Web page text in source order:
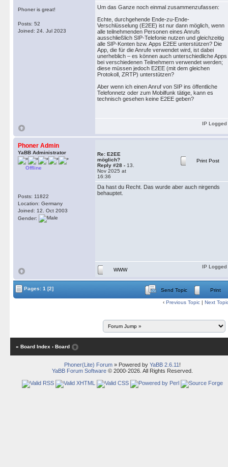
Phoner is great!
Posts: 52
Joined: 24. Jul 2023
Um das Ganze noch einmal zusammenzufassen:
Echte, durchgehende Ende-zu-Ende-
Verschlüsselung (E2EE) ist nur dann möglich, wenn
alle teilnehmenden Personen eines Anrufs
ausschließlich SIP-Telefonie nutzen und gleichzeitig
alle SIP-Konten bzw. Apps E2EE unterstützen? Die
App, die für die Anrufe verwendet wird, ist dabei
unerheblich – es können auch unterschiedliche Apps
bei verschiedenen Teilnehmern verwendet werden;
diese müssen jedoch E2EE (mit dem gleichen
Protokoll, ZRTP) unterstützen?
Aber wenn ich einen Anruf von SIP ins öffentliche
Telefonnetz oder zum Mobilfunk tätige, kann es
technisch gesehen keine E2EE geben?
IP Logged
Phoner Admin
YaBB Administrator
Offline
Posts: 11822
Location: Germany
Joined: 12. Oct 2003
Gender:
Re: E2EE
möglich?
Reply #28 - 13.
Nov 2025 at
16:36
Print Post
Da hast du Recht. Das wurde aber auch nirgends
behauptet.
WWW
IP Logged
Pages: 1 [2] Send Topic Print
‹ Previous Topic | Next
« Board Index ‹ Board
Phoner(Lite) Forum» Powered by YaBB 2.6.11 !
YaBB Forum Software© 2000-2026. All Rights Reserved.